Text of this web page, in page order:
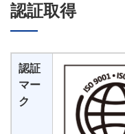
認証取得
認証
マー
ク